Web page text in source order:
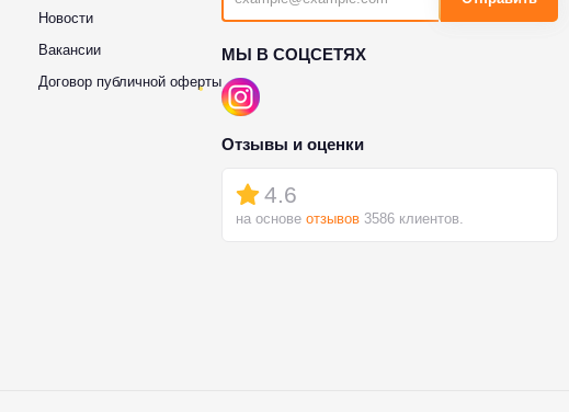
Новости
Вакансии
Договор публичной оферты
МЫ В СОЦСЕТЯХ
Отзывы и оценки
4.6
на основе отзывов 3586 клиентов.